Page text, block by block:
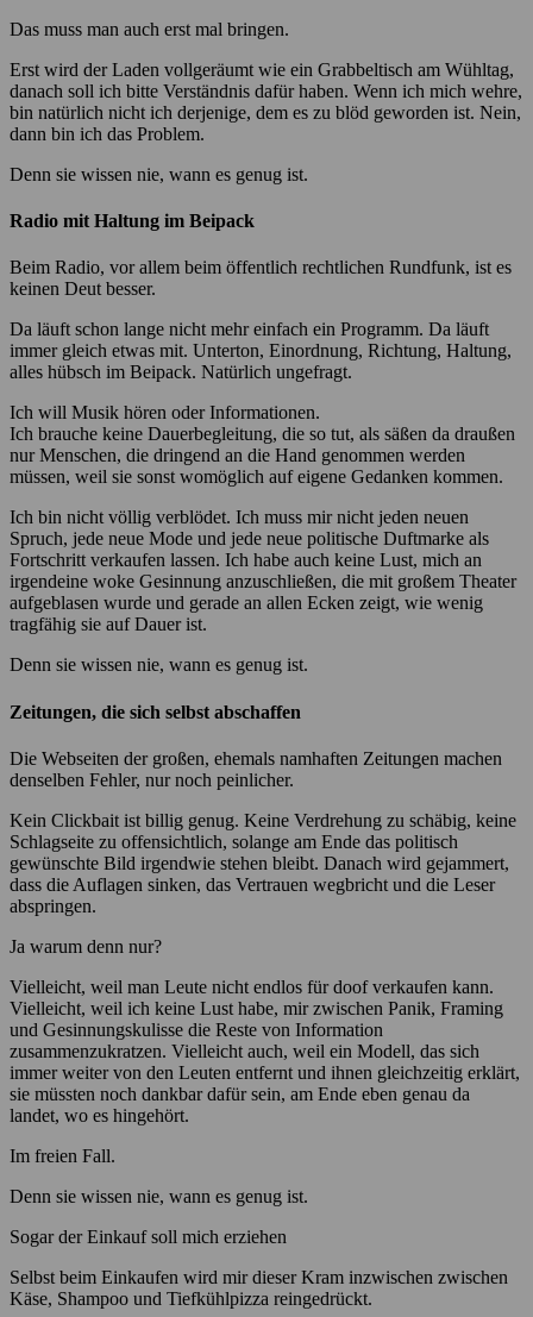
Das muss man auch erst mal bringen.
Erst wird der Laden vollgeräumt wie ein Grabbeltisch am Wühltag,
danach soll ich bitte Verständnis dafür haben. Wenn ich mich wehre,
bin natürlich nicht ich derjenige, dem es zu blöd geworden ist. Nein,
dann bin ich das Problem.
Denn sie wissen nie, wann es genug ist.
Radio mit Haltung im Beipack
Beim Radio, vor allem beim öffentlich rechtlichen Rundfunk, ist es
keinen Deut besser.
Da läuft schon lange nicht mehr einfach ein Programm. Da läuft
immer gleich etwas mit. Unterton, Einordnung, Richtung, Haltung,
alles hübsch im Beipack. Natürlich ungefragt.
Ich will Musik hören oder Informationen.
Ich brauche keine Dauerbegleitung, die so tut, als säßen da draußen
nur Menschen, die dringend an die Hand genommen werden
müssen, weil sie sonst womöglich auf eigene Gedanken kommen.
Ich bin nicht völlig verblödet. Ich muss mir nicht jeden neuen
Spruch, jede neue Mode und jede neue politische Duftmarke als
Fortschritt verkaufen lassen. Ich habe auch keine Lust, mich an
irgendeine woke Gesinnung anzuschließen, die mit großem Theater
aufgeblasen wurde und gerade an allen Ecken zeigt, wie wenig
tragfähig sie auf Dauer ist.
Denn sie wissen nie, wann es genug ist.
Zeitungen, die sich selbst abschaffen
Die Webseiten der großen, ehemals namhaften Zeitungen machen
denselben Fehler, nur noch peinlicher.
Kein Clickbait ist billig genug. Keine Verdrehung zu schäbig, keine
Schlagseite zu offensichtlich, solange am Ende das politisch
gewünschte Bild irgendwie stehen bleibt. Danach wird gejammert,
dass die Auflagen sinken, das Vertrauen wegbricht und die Leser
abspringen.
Ja warum denn nur?
Vielleicht, weil man Leute nicht endlos für doof verkaufen kann.
Vielleicht, weil ich keine Lust habe, mir zwischen Panik, Framing
und Gesinnungskulisse die Reste von Information
zusammenzukratzen. Vielleicht auch, weil ein Modell, das sich
immer weiter von den Leuten entfernt und ihnen gleichzeitig erklärt,
sie müssten noch dankbar dafür sein, am Ende eben genau da
landet, wo es hingehört.
Im freien Fall.
Denn sie wissen nie, wann es genug ist.
Sogar der Einkauf soll mich erziehen
Selbst beim Einkaufen wird mir dieser Kram inzwischen zwischen
Käse, Shampoo und Tiefkühlpizza reingedrückt.